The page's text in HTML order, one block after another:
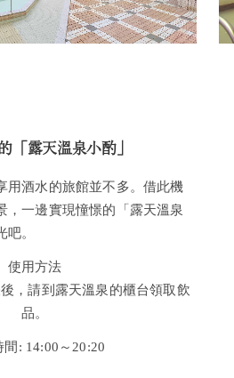
「露天溫泉小酌」
用酒水的旅館並不多。借此機
，一邊實現憧憬的「露天溫泉
。
使用方法
，請到露天溫泉的櫃台領取飲
品。
間: 14:00～20:20